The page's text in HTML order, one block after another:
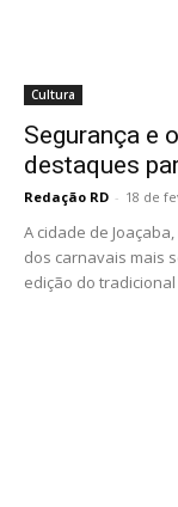
Cultura
Segurança e
destaques
Redação RD - 18 de
A cidade de
dos carnavais mais
edição do